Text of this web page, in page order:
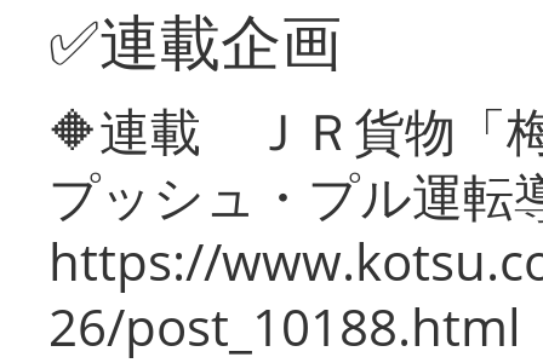
✅連載企画
🔶連載 ＪＲ貨物「
プッシュ・プル運転
https://
26/post_10188.html